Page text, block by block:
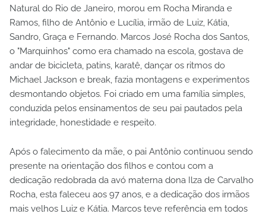
Natural do Rio de Janeiro, morou em Rocha Miranda e
Ramos, filho de Antônio e Lucília, irmão de Luiz, Kátia,
Sandro, Graça e Fernando. Marcos José Rocha dos Santos,
o "Marquinhos" como era chamado na escola, gostava de
andar de bicicleta, patins, karatê, dançar os ritmos do
Michael Jackson e break, fazia montagens e experimentos
desmontando objetos. Foi criado em uma família simples,
conduzida pelos ensinamentos de seu pai pautados pela
integridade, honestidade e respeito.
Após o falecimento da mãe, o pai Antônio continuou sendo
presente na orientação dos filhos e contou com a
dedicação redobrada da avó materna dona Ilza de Carvalho
Rocha, esta faleceu aos 97 anos, e a dedicação dos irmãos
mais velhos Luiz e Kátia. Marcos teve referência em todos